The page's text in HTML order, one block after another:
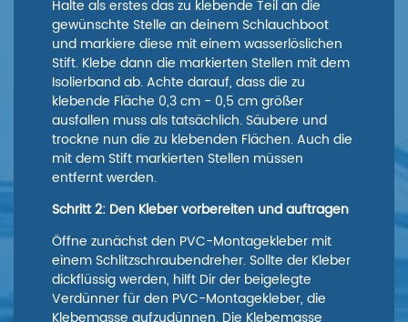
Halte als erstes das zu klebende Teil an die
gewünschte Stelle an deinem Schlauchboot
und markiere diese mit einem wasserlöslichen
Stift. Klebe dann die markierten Stellen mit dem
Isolierband ab. Achte darauf, dass die zu
klebende Fläche 0,3 cm - 0,5 cm größer
ausfallen muss als tatsächlich. Säubere und
trockne nun die zu klebenden Flächen. Auch die
mit dem Stift markierten Stellen müssen
entfernt werden.
Schritt 2: Den Kleber vorbereiten und auftragen
Öffne zunächst den PVC-Montagekleber mit
einem Schlitzschraubendreher. Sollte der Kleber
dickflüssig werden, hilft Dir der beigelegte
Verdünner für den PVC-Montagekleber, die